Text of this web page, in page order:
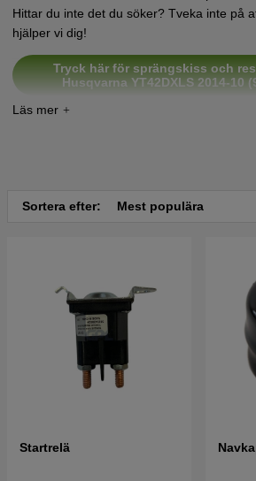
Hittar du inte det du söker? Tveka inte på
hjälper vi dig!
Tryck här för sprängskiss och
Husqvarna YT42DXLS 2014-10
Sortera efter:
Mest populära
Startrelä